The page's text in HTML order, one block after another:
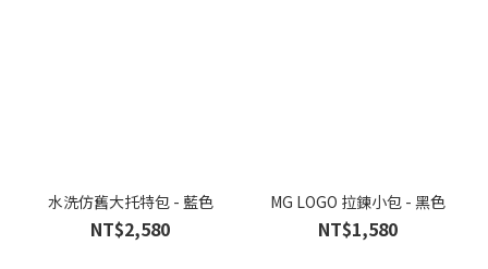
水洗仿舊大托特包 - 藍色
NT$2,580
MG LOGO 拉鍊小包 - 黑色
NT$1,580